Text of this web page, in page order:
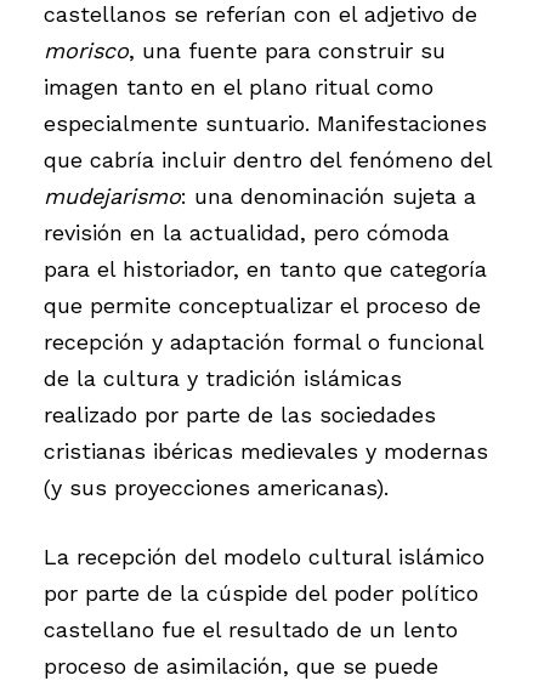
castellanos se referían con el adjetivo de
morisco, una fuente para construir su
imagen tanto en el plano ritual como
especialmente suntuario. Manifestaciones
que cabría incluir dentro del fenómeno del
mudejarismo: una denominación sujeta a
revisión en la actualidad, pero cómoda
para el historiador, en tanto que categoría
que permite conceptualizar el proceso de
recepción y adaptación formal o funcional
de la cultura y tradición islámicas
realizado por parte de las sociedades
cristianas ibéricas medievales y modernas
(y sus proyecciones americanas).
La recepción del modelo cultural islámico
por parte de la cúspide del poder político
castellano fue el resultado de un lento
proceso de asimilación, que se puede